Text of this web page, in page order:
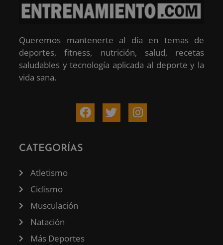
Queremos mantenerte al día en temas de
deportes, fitness, nutrición, salud, recetas
saludables y tecnología aplicada al deporte y la
vida sana.
CATEGORÍAS
Atletismo
Ciclismo
Musculación
Natación
Más Deportes